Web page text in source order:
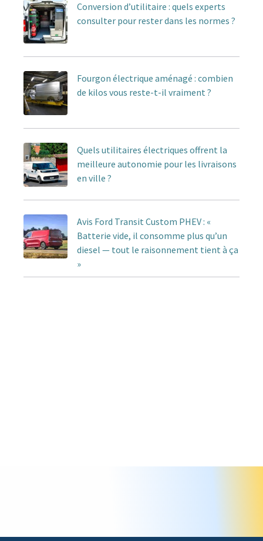
Conversion d’utilitaire : quels experts
consulter pour rester dans les normes ?
Fourgon électrique aménagé : combien
de kilos vous reste-t-il vraiment ?
Quels utilitaires électriques offrent la
meilleure autonomie pour les livraisons
en ville ?
Avis Ford Transit Custom PHEV : «
Batterie vide, il consomme plus qu’un
diesel — tout le raisonnement tient à ça
»